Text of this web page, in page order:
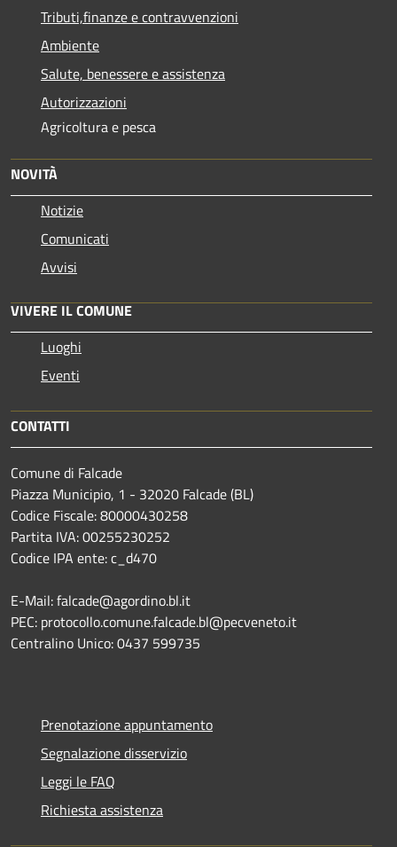
Tributi,finanze e contravvenzioni
Ambiente
Salute, benessere e assistenza
Autorizzazioni
Agricoltura e pesca
NOVITÀ
Notizie
Comunicati
Avvisi
VIVERE IL COMUNE
Luoghi
Eventi
CONTATTI
Comune di Falcade
Piazza Municipio, 1 - 32020 Falcade (BL)
Codice Fiscale: 80000430258
Partita IVA: 00255230252
Codice IPA ente: c_d470
E-Mail: falcade@agordino.bl.it
PEC: protocollo.comune.falcade.bl@pecveneto.it
Centralino Unico: 0437 599735
Prenotazione appuntamento
Segnalazione disservizio
Leggi le FAQ
Richiesta assistenza